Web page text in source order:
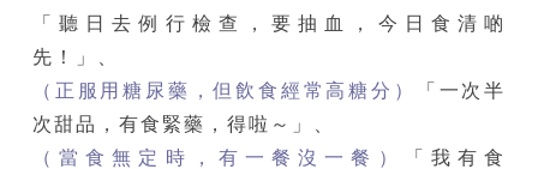
「聽日去例行檢查，要抽血，今日食清啲
先！」、
（正服用糖尿藥，但飲食經常高糖分）
「一次半
次甜品，有食緊藥，得啦～」、
（當食無定時，有一餐沒一餐）
「我有食